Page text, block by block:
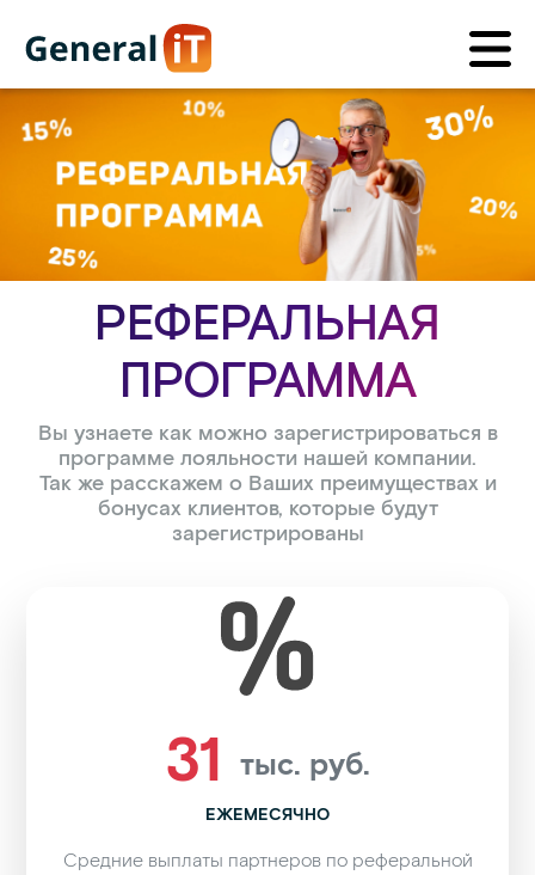
РЕФЕРАЛЬНАЯ
ПРОГРАММА
Вы узнаете как можно зарегистрироваться в
программе лояльности нашей компании.
Так же расскажем о Ваших преимуществах и
бонусах клиентов, которые будут
зарегистрированы
31 тыс. руб.
ЕЖЕМЕСЯЧНО
Средние выплаты партнеров по реферальной